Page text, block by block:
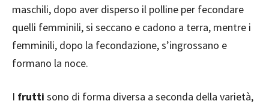
maschili, dopo aver disperso il polline per fecondare
quelli femminili, si seccano e cadono a terra, mentre i
femminili, dopo la fecondazione, s’ingrossano e
formano la noce.
I frutti sono di forma diversa a seconda della varietà,